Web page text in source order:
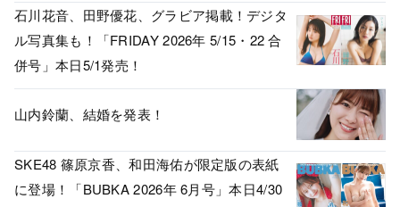
石川花音、田野優花、グラビア掲載！デジタ
ル写真集も！「FRIDAY 2026年 5/15・22 合
併号」本日5/1発売！
山内鈴蘭、結婚を発表！
SKE48 篠原京香、和田海佑が限定版の表紙
に登場！「BUBKA 2026年 6月号」本日4/30